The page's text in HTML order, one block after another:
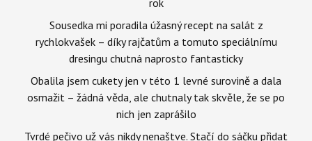
Sousedka mi poradila úžasný recept na salát z
rychlokvašek – díky rajčatům a tomuto speciálnímu
dresingu chutná naprosto fantasticky
Obalila jsem cukety jen v této 1 levné surovině a dala
osmažit – žádná věda, ale chutnaly tak skvěle, že se po
nich jen zaprášilo
Tvrdé pečivo už vás nikdy nenaštve. Stačí do sáčku přidat